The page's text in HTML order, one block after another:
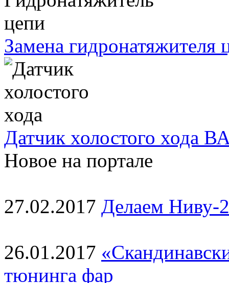
Замена
Датчик холостого хода
Новое на портале
27.02.2017 Делаем Ниву-
26.01.2017
тюнинга фар